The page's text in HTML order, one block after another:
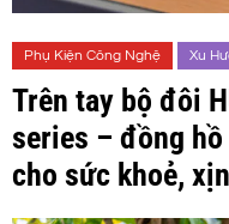
Phụ Kiện Công Nghệ Xu
Trên tay bộ đôi
series – đồng
cho sức khoẻ,